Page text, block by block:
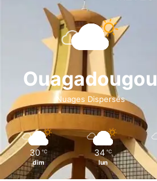
e
b
o
k
i
n
Ouagadougou
Nuages Dispersés
30 ℃
dim
34 ℃
lun